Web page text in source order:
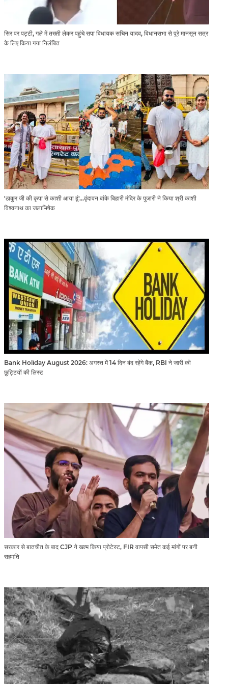
सिर पर पट्टी, गले में तख्ती लेकर पहुंचे सपा विधायक सचिन यादव, विधानसभा से पूरे मानसून सत्र
के लिए किया गया निलंबित
'ठाकुर जी की कृपा से काशी आया हूं'...वृंदावन बांके बिहारी मंदिर के पुजारी ने किया श्री काशी
विश्वनाथ का जलाभिषेक
Bank Holiday August 2026: अगस्त में 14 दिन बंद रहेंगे बैंक, RBI ने जारी की
छुट्टियों की लिस्ट​​​​​​​
सरकार से बातचीत के बाद CJP ने खत्म किया प्रोटेस्ट, FIR वापसी समेत कई मांगों पर बनी
सहमति